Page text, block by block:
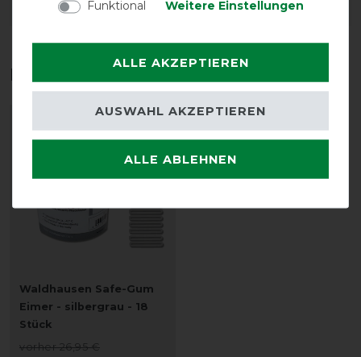
DETAILS ZUR PRODUKTSICHERHEIT
Das perfekte Zubehör für dich
Waldhausen Safe-Gum
Eimer - silbergrau - 18
Stück
vorher 26,95 €
Funktional
Weitere Einstellungen
ALLE AKZEPTIEREN
ALLE ABLEHNEN
AUSWAHL AKZEPTIEREN